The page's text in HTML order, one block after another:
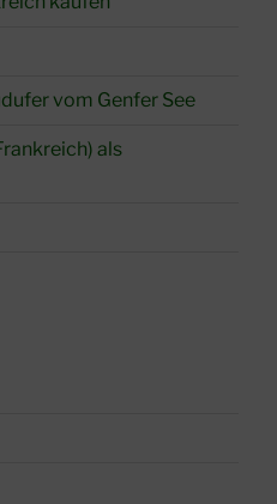
vom Genfer See
als